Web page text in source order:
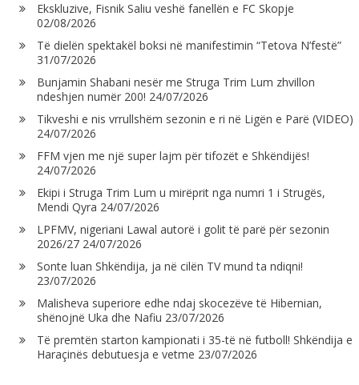
Ekskluzive, Fisnik Saliu veshë fanellën e FC Skopje
02/08/2026
Të dielën spektakël boksi në manifestimin “Tetova N’festë”
31/07/2026
Bunjamin Shabani nesër me Struga Trim Lum zhvillon
ndeshjen numër 200! 24/07/2026
Tikveshi e nis vrrullshëm sezonin e ri në Ligën e Parë (VIDEO)
24/07/2026
FFM vjen me një super lajm për tifozët e Shkëndijës!
24/07/2026
Ekipi i Struga Trim Lum u mirëprit nga numri 1 i Strugës,
Mendi Qyra 24/07/2026
LPFMV, nigeriani Lawal autorë i golit të parë për sezonin
2026/27 24/07/2026
Sonte luan Shkëndija, ja në cilën TV mund ta ndiqni!
23/07/2026
Malisheva superiore edhe ndaj skocezëve të Hibernian,
shënojnë Uka dhe Nafiu 23/07/2026
Të premtën starton kampionati i 35-të në futboll! Shkëndija e
Haraçinës debutuesja e vetme 23/07/2026